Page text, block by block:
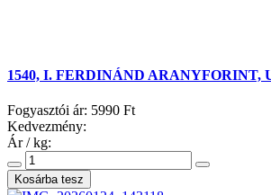
1540, I. FERDINÁND ARANYFORINT,
Fogyasztói ár: 5990 Ft
Kedvezmény:
Ár / kg: